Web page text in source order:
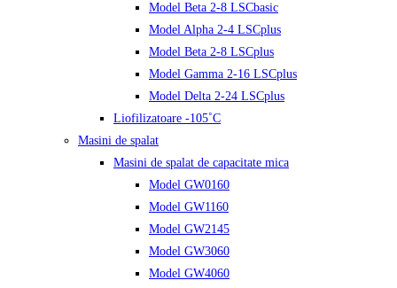
Model Beta 2-8 LSCbasic
Model Alpha 2-4 LSCplus
Model Beta 2-8 LSCplus
Model Gamma 2-16 LSCplus
Model Delta 2-24 LSCplus
Liofilizatoare -105˚C
Masini de spalat
Masini de spalat de capacitate mica
Model GW0160
Model GW1160
Model GW2145
Model GW3060
Model GW4060